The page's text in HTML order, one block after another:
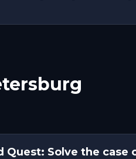
Quest: Solve the case